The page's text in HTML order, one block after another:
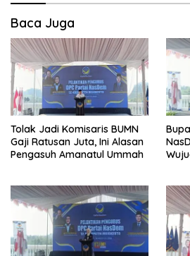
Baca Juga
Tolak Jadi Komisaris BUMN
Gaji Ratusan Juta, Ini Alasan
Pengasuh Amanatul Ummah